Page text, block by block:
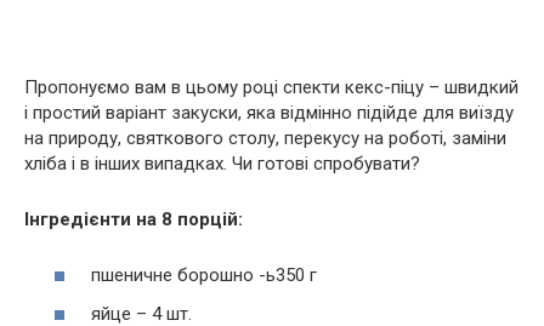
Пропонуємо вам в цьому році спекти кекс-піцу – швидкий
і простий варіант закуски, яка відмінно підійде для виїзду
на природу, святкового столу, перекусу на роботі, заміни
хліба і в інших випадках. Чи готові спробувати?
Інгредієнти на 8 порцій:
пшеничне борошно -ь350 г
яйце – 4 шт.